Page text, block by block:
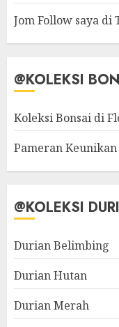
Jom Follow saya di
@KOLEKSI
Koleksi Bonsai di
Pameran Keunikan
@KOLEKSI
Durian Belimbing
Durian Hutan
Durian Merah